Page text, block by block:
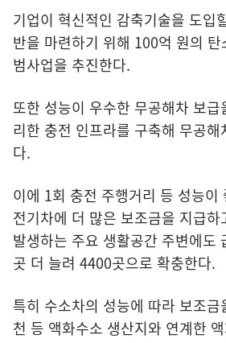
기업이 혁신적인 감축기술을 도입
반을 마련하기 위해 100억 원의
범사업을 추진한다.
또한 성능이 우수한 무공해차 보
리한 충전 인프라를 구축해 무공
다.
이에 1회 충전 주행거리 등 성능이
전기차에 더 많은 보조금을 지급
발생하는 주요 생활공간 주변에도
곳 더 늘려 4400곳으로 확충한다.
특히 수소차의 성능에 따라 보조
천 등 액화수소 생산지와 연계한